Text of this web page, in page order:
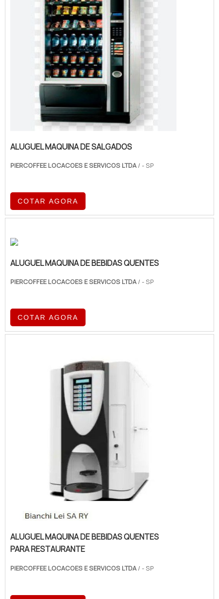
ALUGUEL MAQUINA DE SALGADOS
PIERCOFFEE LOCACOES E SERVICOS LTDA/ - SP
COTAR AGORA
ALUGUEL MAQUINA DE BEBIDAS QUENTES
PIERCOFFEE LOCACOES E SERVICOS LTDA/ - SP
COTAR AGORA
ALUGUEL MAQUINA DE BEBIDAS QUENTES
PARA RESTAURANTE
PIERCOFFEE LOCACOES E SERVICOS LTDA / - SP